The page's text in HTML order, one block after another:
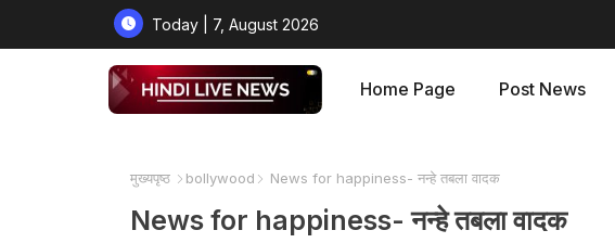
Today | 7, August 2026
Home Page Post News
मुख्यपृष्ठ bollywood News for happiness- नन्हे तबला वादक
News for happiness- नन्हे तबला वादक